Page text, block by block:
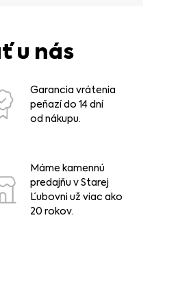
u nás
Garancia vrátenia
peňazí do 14 dní
od nákupu.
Máme kamennú
predajňu v Starej
Ľubovni už viac ako
20 rokov.